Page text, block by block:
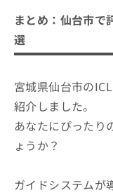
まとめ：仙台市で
選
宮城県仙台市の
紹介しました。
あなたにぴったり
ょうか？
ガイドシステムが